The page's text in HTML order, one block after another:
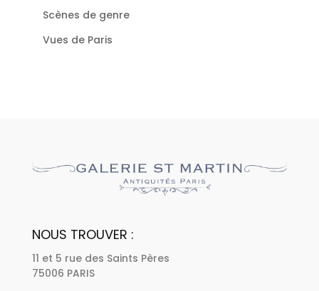
Scènes de genre
Vues de Paris
NOUS TROUVER :
11 et 5 rue des Saints Pères
75006 PARIS